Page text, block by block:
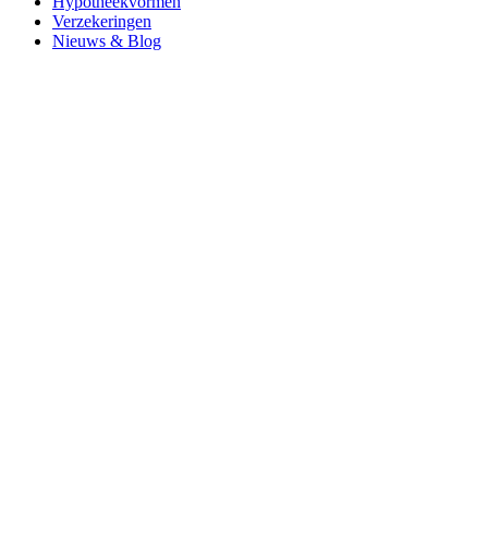
Verzekeringen
Nieuws & Blog